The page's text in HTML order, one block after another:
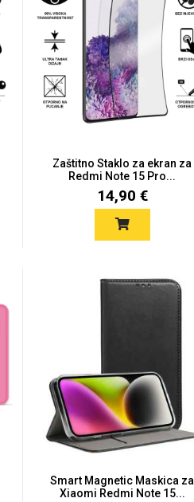
Zaštitno Staklo za ekran za
Redmi Note 15 Pro...
14,90 €
Smart Magnetic Maskica za
Xiaomi Redmi Note 15...